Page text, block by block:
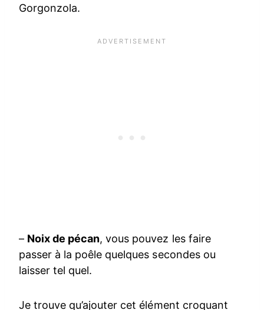
Gorgonzola.
– Noix de pécan, vous pouvez les faire
passer à la poêle quelques secondes ou
laisser tel quel.
Je trouve qu’ajouter cet élément croquant